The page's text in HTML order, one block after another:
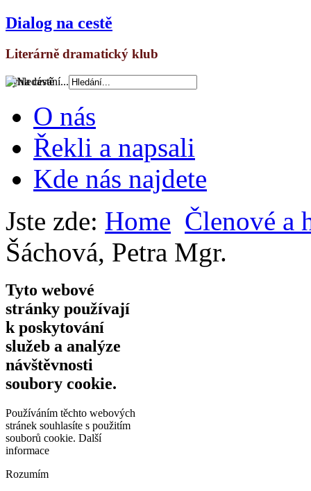
Dialog na cestě
Literárně dramatický klub
Vyhledávání...
O nás
Řekli a napsali
Kde nás najdete
Jste zde: Home Členové a
Šáchová, Petra Mgr.
Tyto webové
stránky používají
k poskytování
služeb a analýze
návštěvnosti
soubory cookie.
Používáním těchto webových
stránek souhlasíte s použitím
souborů cookie. Další
informace
Rozumím